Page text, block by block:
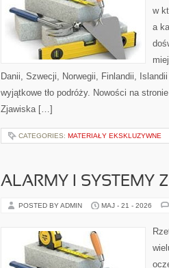
w
a
Danii, Szwecji, Norwegii, Finlandii,
wyjątkowe tło podróży. Nowości na
Zjawiska […]
CATEGORIES: MATERIAŁY EKSKLUZYWNE
ALARMY I SYSTEMY
POSTED BY ADMIN MAJ - 21 - 2026